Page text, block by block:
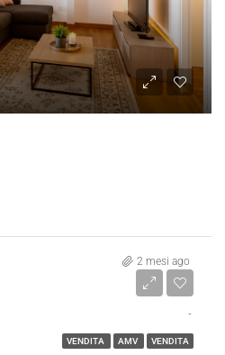
2 mesi ago
VENDITA AMV VENDITA